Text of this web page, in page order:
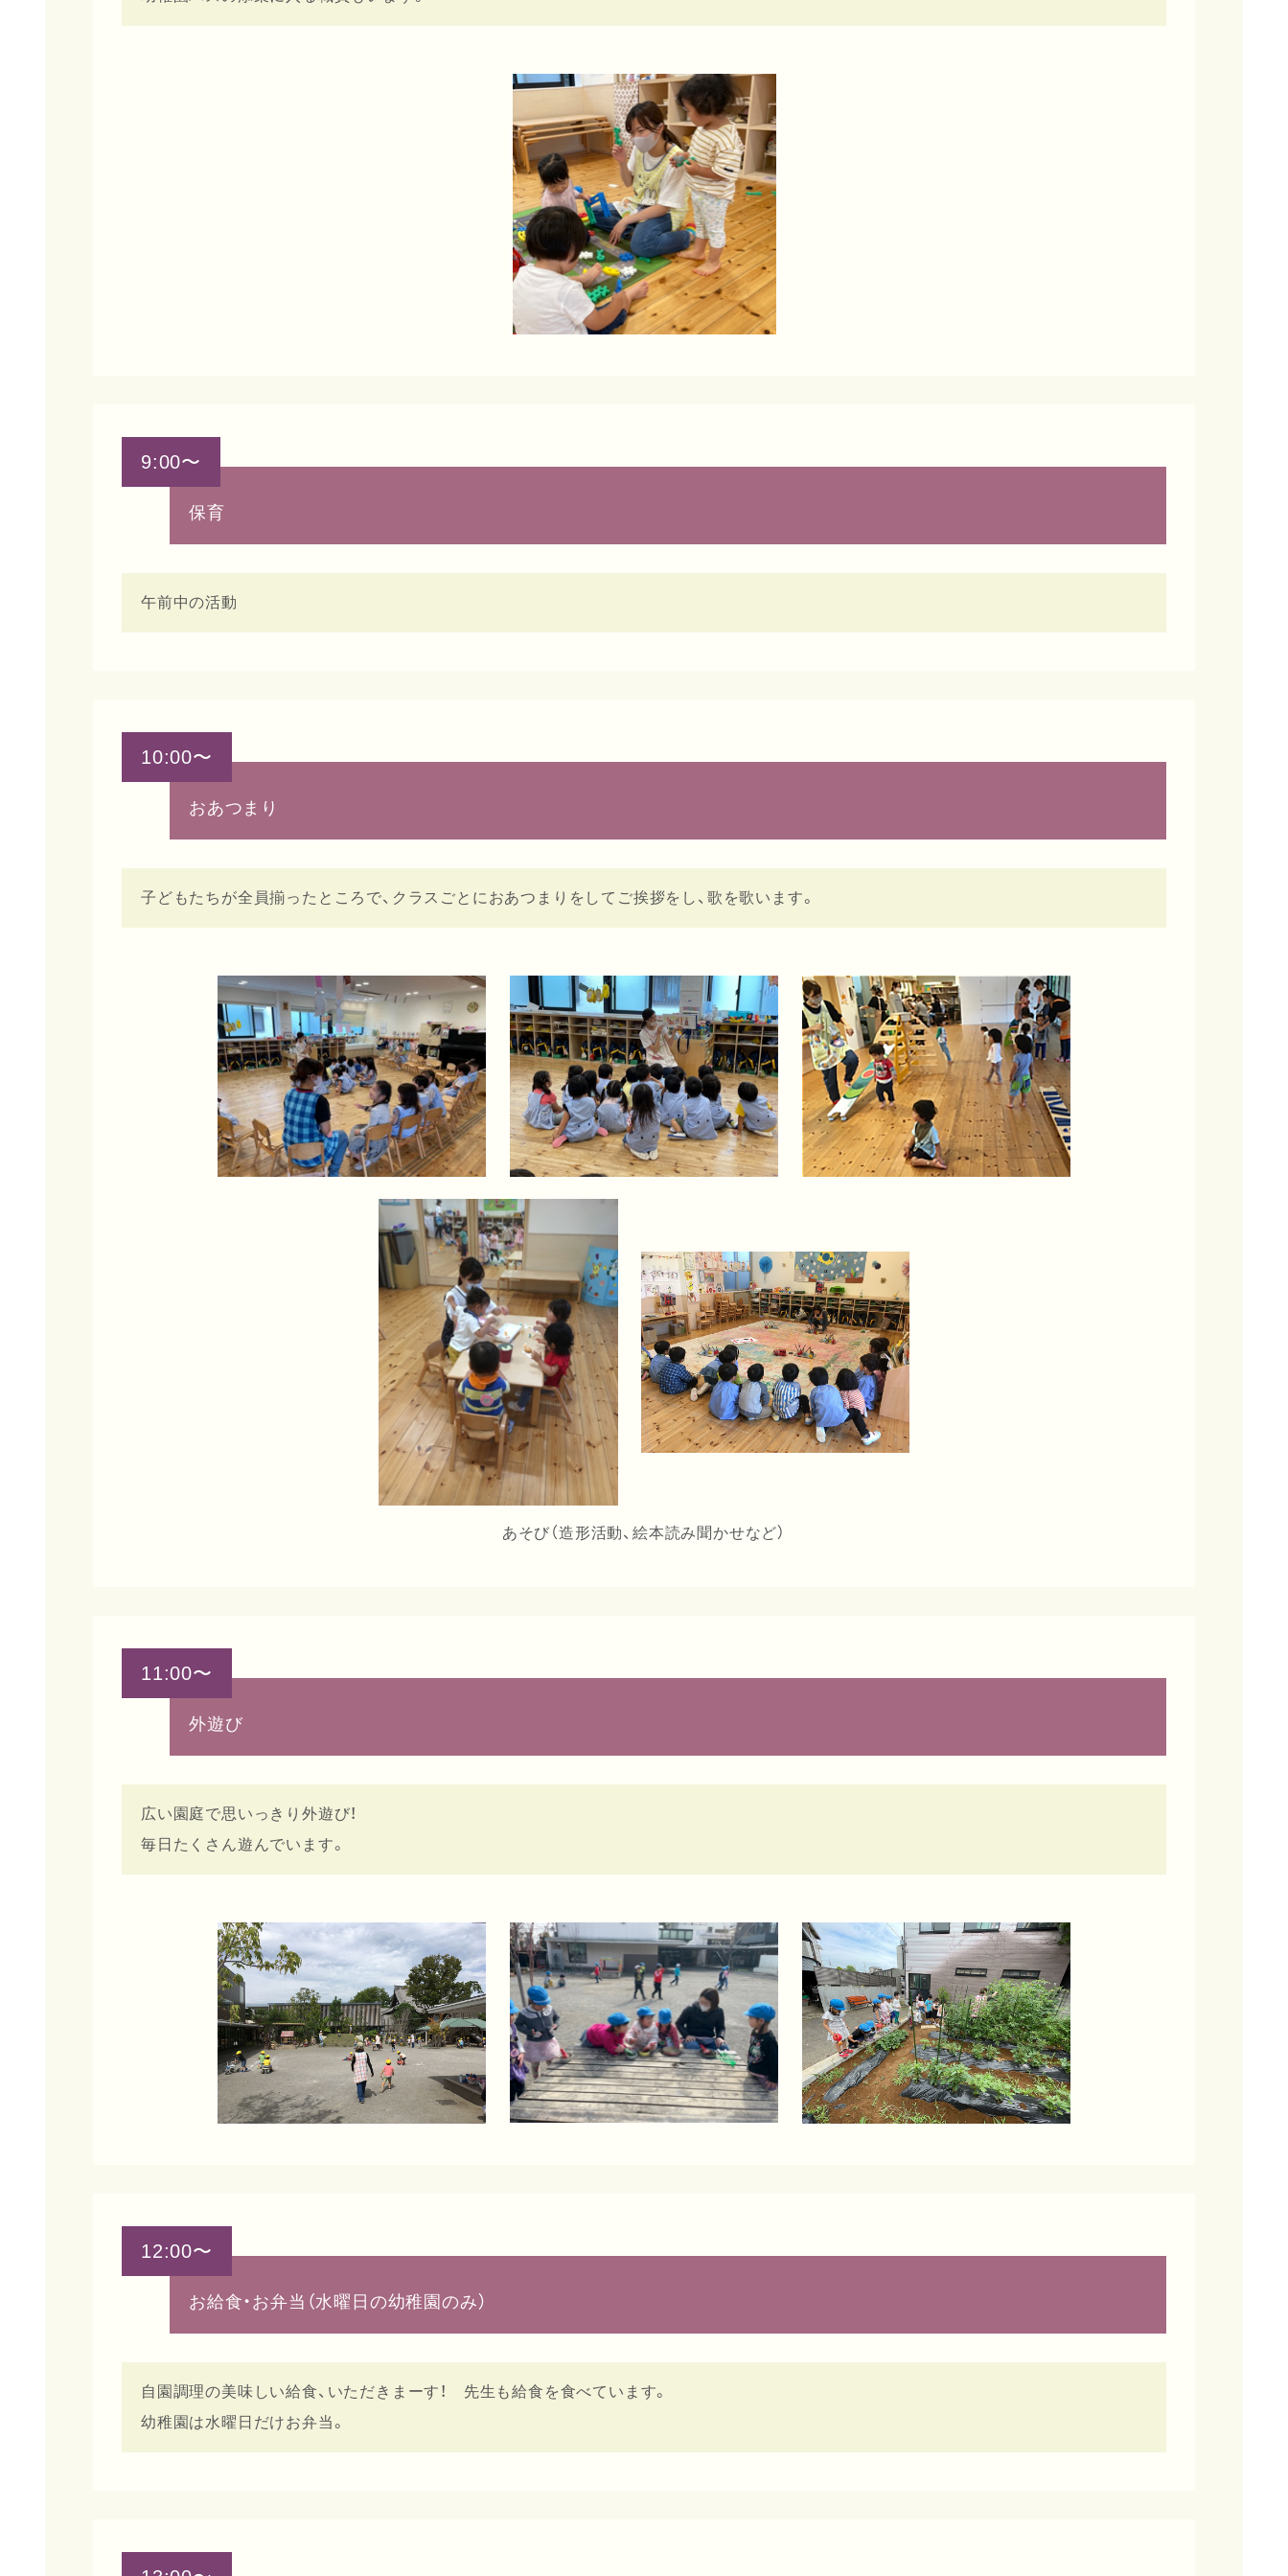
9:00〜
保育
午前中の活動
10:00〜
おあつまり
子どもたちが全員揃ったところで、クラスごとにおあつまりをしてご挨拶をし、歌を歌います。
あそび（造形活動、絵本読み聞かせなど）
11:00〜
外遊び
広い園庭で思いっきり外遊び！
毎日たくさん遊んでいます。
12:00〜
お給食・お弁当 （水曜日の幼稚園のみ）
自園調理の美味しい給食、いただきまーす！ 先生も給食を食べています。
幼稚園は水曜日だけお弁当。